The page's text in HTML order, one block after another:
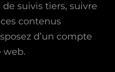
suivis tiers, suivre
contenus
d’un compte
web.